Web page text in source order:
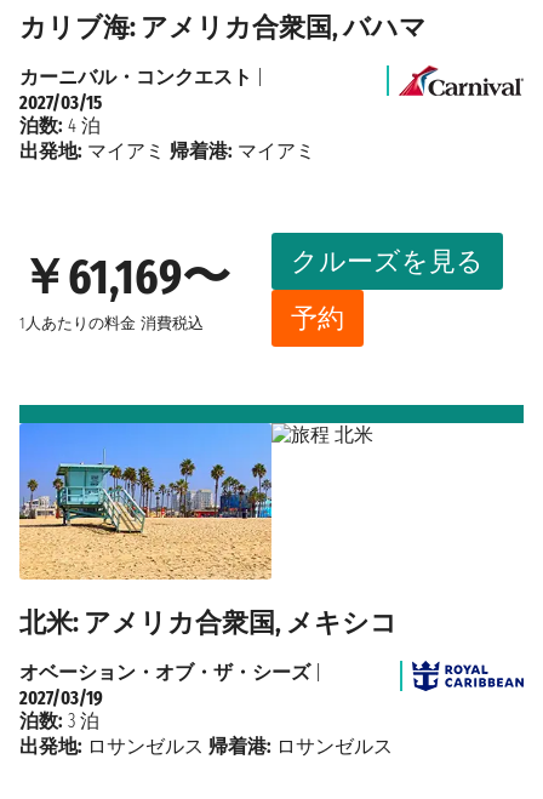
カリブ海: アメリカ合衆国, バハマ
￥61,169〜
1人あたりの料金 消費税込
クルーズを見る
予約
カーニバル・コンクエスト
2027/03/15
泊数: 4 泊
出発地: マイアミ 帰着港: マイアミ
北米: アメリカ合衆国, メキシコ
オベーション・オブ・ザ・シーズ|
2027/03/19
泊数: 3 泊
出発地: ロサンゼルス 帰着港: ロサンゼルス